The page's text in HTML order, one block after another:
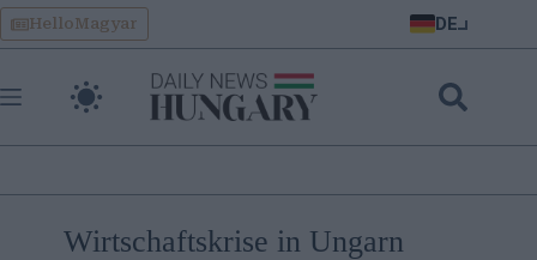
Skip
to
content
HelloMagyar DE
Wirtschaftskrise in Ungarn